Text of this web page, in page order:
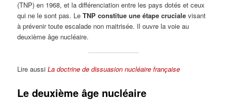
(TNP) en 1968, et la différenciation entre les pays dotés et ceux
qui ne le sont pas. LeTNP constitue une étape cruciale visant
à prévenir toute escalade non maitrisée. Il ouvre la voie au
deuxième âge nucléaire.
Lire aussiLa doctrine de dissuasion nucléaire française
Le deuxième âge nucléaire